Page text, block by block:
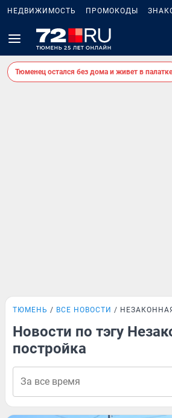
НЕДВИЖИМОСТЬ ПРОМОКОДЫ
Тюменец остался без дома и живет в палатке
ТЮМЕНЬ ВСЕ НОВОСТИ
Новости по тэгу
постройка